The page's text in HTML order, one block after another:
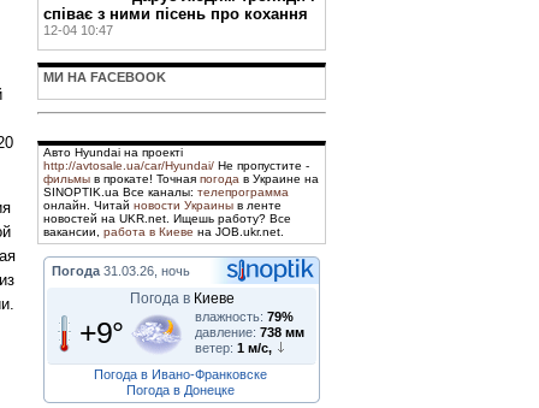
співає з ними пісень про кохання
12-04 10:47
МИ НА FACEBOOK
Авто Hyundai на проекті
http://avtosale.ua/car/Hyundai/ Не пропустите -
фильмы в прокате! Точная погода в Украине на
SINOPTIK.ua Все каналы: телепрограмма
онлайн. Читай новости Украины в ленте
новостей на UKR.net. Ищешь работу? Все
вакансии, работа в Киеве на JOB.ukr.net.
Погода 31.03.26, ночь
Погода в Киеве
+9° влажность: 79%
давление: 738 мм
ветер: 1 м/с,
Погода в Ивано-Франковске
Погода в Донецке